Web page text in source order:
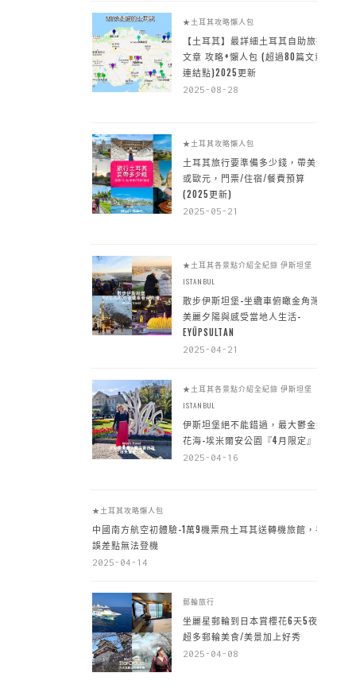
★土耳其攻略懶人包
【土耳其】最詳細土耳其自助旅行
文章 攻略+懶人包 (超過80篇文章~
連結點)2025更新
2025-08-28
★土耳其攻略懶人包
土耳其旅行要準備多少錢，帶美金
或歐元，門票/住宿/餐費預算
(2025更新)
2025-05-21
★土耳其各景點介紹全紀錄 伊斯坦堡
ISTANBUL
散步伊斯坦堡-坐纜車俯瞰金角灣
美麗夕陽與感受當地人生活-
EYÜPSULTAN
2025-04-21
★土耳其各景點介紹全紀錄 伊斯坦堡
ISTANBUL
伊斯坦堡絕不能錯過，最大鬱金香
花海-埃米爾安公園『4月限定』
2025-04-16
★土耳其攻略懶人包
中國南方航空初體驗-1萬9機票飛土耳其送轉機旅館，手
誤差點無法登機
2025-04-14
郵輪旅行
坐麗星郵輪到日本賞櫻花6天5夜，
超多郵輪美食/美景加上好秀
2025-04-08